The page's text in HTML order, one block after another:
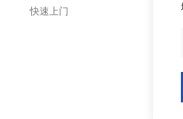
快速上门